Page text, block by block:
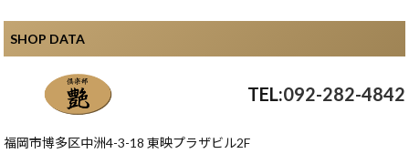
SHOP DATA
092-282-4842
福岡市博多区中洲4-3-18 東映プラザビル2F